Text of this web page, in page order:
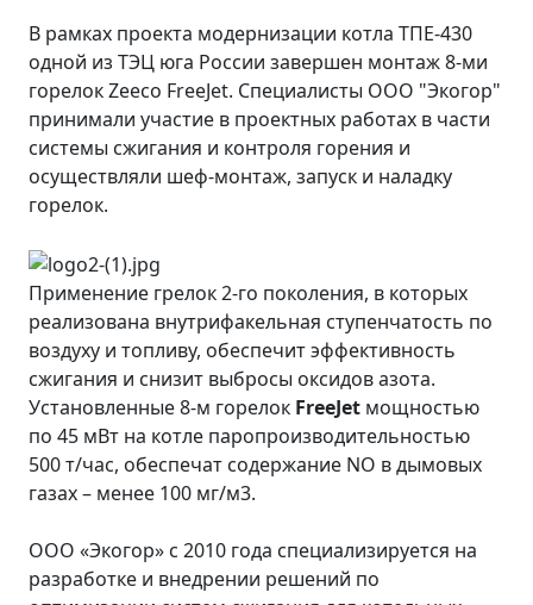
В рамках проекта модернизации котла ТПЕ-430
одной из ТЭЦ юга России завершен монтаж 8-ми
горелок Zeeco FreeJet. Специалисты ООО "Экогор"
принимали участие в проектных работах в части
системы сжигания и контроля горения и
осуществляли шеф-монтаж, запуск и наладку
горелок.
Применение грелок 2-го поколения, в которых
реализована внутрифакельная ступенчатость по
воздуху и топливу, обеспечит эффективность
сжигания и снизит выбросы оксидов азота.
Установленные 8-м горелок FreeJet мощностью
по 45 мВт на котле паропроизводительностью
500 т/час, обеспечат содержание NO в дымовых
газах – менее 100 мг/м3.
ООО «Экогор» с 2010 года специализируется на
разработке и внедрении решений по